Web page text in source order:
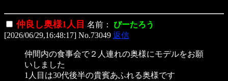
仲良し奥様1人目 名前：
ぴーたろう
[2026/06/29,16:48:17] No.73049 返信
仲間内の食事会で２人連れの奥様にモデルをお願
いしました
1人目は30代後半の貴賓あふれる奥様です